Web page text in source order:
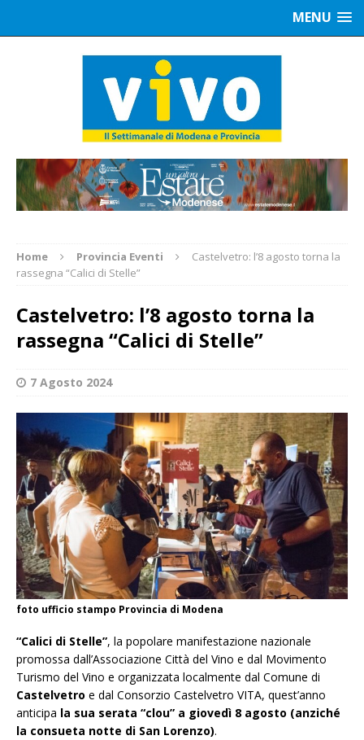
MENU
Home Provincia Eventi
Castelvetro: l’8 agosto torna la
rassegna “Calici di Stelle”
Castelvetro: l’8 agosto torna la
rassegna “Calici di Stelle”
7 Agosto 2024
foto ufficio stampo Provincia di Modena
“Calici di Stelle”, la popolare manifestazione nazionale
promossa dall’Associazione Città del Vino e dal Movimento
Turismo del Vino e organizzata localmente dal Comune di
Castelvetro e dal Consorzio Castelvetro VITA, quest’anno
anticipa la sua serata “clou” a giovedì 8 agosto (anziché
la consueta notte di San Lorenzo).